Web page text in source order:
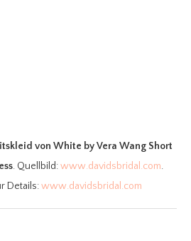
von White by Vera Wang Short
. Quellbild:www.davidsbridal.com.
Details:www.davidsbridal.com